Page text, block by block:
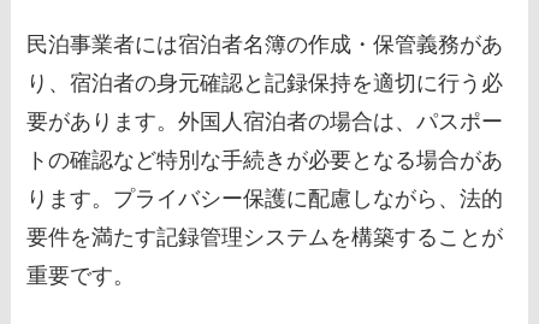
民泊事業者には宿泊者名簿の作成・保管義務があ
り、宿泊者の身元確認と記録保持を適切に行う必
要があります。外国人宿泊者の場合は、パスポー
トの確認など特別な手続きが必要となる場合があ
ります。プライバシー保護に配慮しながら、法的
要件を満たす記録管理システムを構築することが
重要です。